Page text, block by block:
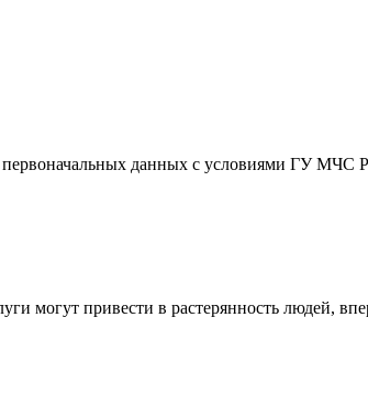
данных с условиями ГУ МЧС
могут привести в растерянность людей,